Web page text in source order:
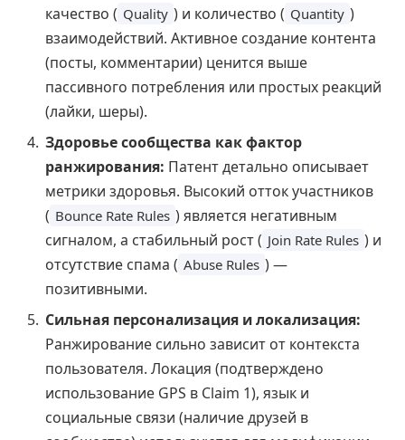
качество ( Quality ) и количество ( Quantity )
взаимодействий. Активное создание контента
(посты, комментарии) ценится выше
пассивного потребления или простых реакций
(лайки, шеры).
Здоровье сообщества как фактор
ранжирования: Патент детально описывает
метрики здоровья. Высокий отток участников
( Bounce Rate Rules ) является негативным
сигналом, а стабильный рост ( Join Rate Rules ) и
отсутствие спама ( Abuse Rules ) —
позитивными.
Сильная персонализация и локализация:
Ранжирование сильно зависит от контекста
пользователя. Локация (подтверждено
использование GPS в Claim 1), язык и
социальные связи (наличие друзей в